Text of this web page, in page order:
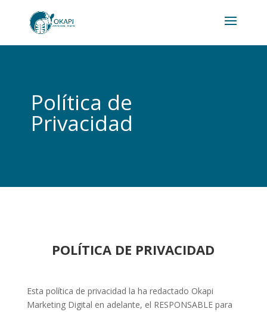
Política de
Privacidad
POLÍTICA DE PRIVACIDAD
Esta política de privacidad la ha redactado Okapi
Marketing Digital en adelante, el RESPONSABLE para